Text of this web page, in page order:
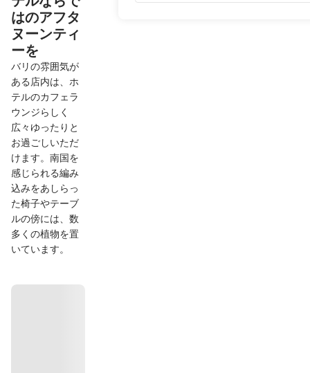
はのアフタ
ヌーンティ
ーを
バリの雰囲気が
ある店内は、ホ
テルのカフェラ
ウンジらしく
広々ゆったりと
お過ごしいただ
けます。南国を
感じられる編み
込みをあしらっ
た椅子やテーブ
ルの傍には、数
多くの植物を置
いています。